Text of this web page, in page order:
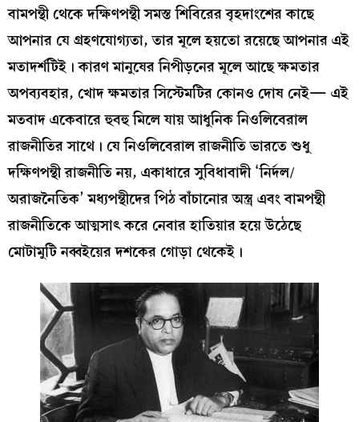
বামপন্থী থেকে দক্ষিণপন্থী সমস্ত শিবিরের বৃহদাংশের কাছে
আপনার যে গ্রহণযোগ্যতা, তার মূলে হয়তো রয়েছে আপনার এই
মতাদর্শটিই। কারণ মানুষের নিপীড়নের মূলে আছে ক্ষমতার
অপব্যবহার, খোদ ক্ষমতার সিস্টেমটির কোনও দোষ নেই— এই
মতবাদ একেবারে হুবহু মিলে যায় আধুনিক নিওলিবেরাল
রাজনীতির সাথে। যে নিওলিবেরাল রাজনীতি ভারতে শুধু
দক্ষিণপন্থী রাজনীতি নয়, একাধারে সুবিধাবাদী ‘নির্দল/
অরাজনৈতিক’ মধ্যপন্থীদের পিঠ বাঁচানোর অস্ত্র এবং বামপন্থী
রাজনীতিকে আত্মসাৎ করে নেবার হাতিয়ার হয়ে উঠেছে
মোটামুটি নব্বইয়ের দশকের গোড়া থেকেই।